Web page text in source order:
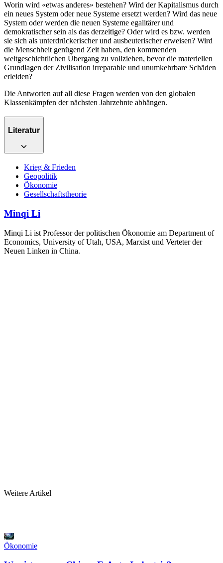
Worin wird «etwas anderes» bestehen? Wird der Kapitalismus durch
ein neues System oder neue Systeme ersetzt werden? Wird das neue
System oder werden die neuen Systeme egalitärer und
demokratischer sein als das derzeitige? Oder wird es bzw. werden
sie sich als unterdrückerischer und ausbeuterischer erweisen? Wird
die Menschheit genügend Zeit haben, den kommenden
weltgeschichtlichen Übergang zu vollziehen, bevor die materiellen
Grundlagen der Zivilisation irreparable und unumkehrbare Schäden
erleiden?
Die Antworten auf all diese Fragen werden von den globalen
Klassenkämpfen der nächsten Jahrzehnte abhängen.
Literatur
Krieg & Frieden
Geopolitik
Ökonomie
Gesellschaftstheorie
Minqi Li
Minqi Li ist Professor der politischen Ökonomie am Department of
Economics, University of Utah, USA, Marxist und Verteter der
Neuen Linken in China.
Weitere Artikel
Ökonomie